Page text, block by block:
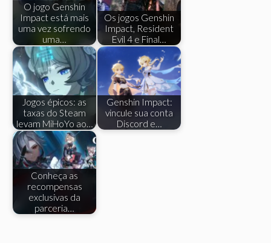
O jogo Genshin
Impact está mais
uma vez sofrendo
uma…
Os jogos Genshin
Impact, Resident
Evil 4 e Final…
Jogos épicos: as
taxas do Steam
levam MiHoYo ao…
Genshin Impact:
vincule sua conta
Discord e…
Conheça as
recompensas
exclusivas da
parceria…